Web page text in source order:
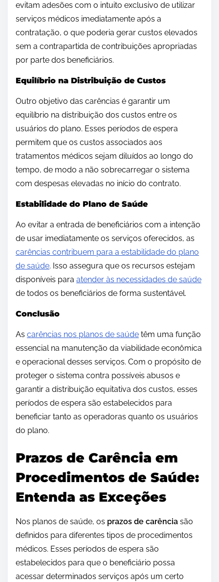
evitam adesões com o intuito exclusivo de utilizar
serviços médicos imediatamente após a
contratação, o que poderia gerar custos elevados
sem a contrapartida de contribuições apropriadas
por parte dos beneficiários.
Equilíbrio na Distribuição de Custos
Outro objetivo das carências é garantir um
equilíbrio na distribuição dos custos entre os
usuários do plano. Esses períodos de espera
permitem que os custos associados aos
tratamentos médicos sejam diluídos ao longo do
tempo, de modo a não sobrecarregar o sistema
com despesas elevadas no início do contrato.
Estabilidade do Plano de Saúde
Ao evitar a entrada de beneficiários com a intenção
de usar imediatamente os serviços oferecidos, as
carências contribuem para a estabilidade do plano
de saúde. Isso assegura que os recursos estejam
disponíveis para atender às necessidades de saúde
de todos os beneficiários de forma sustentável.
Conclusão
As carências nos planos de saúde têm uma função
essencial na manutenção da viabilidade econômica
e operacional desses serviços. Com o propósito de
proteger o sistema contra possíveis abusos e
garantir a distribuição equitativa dos custos, esses
períodos de espera são estabelecidos para
beneficiar tanto as operadoras quanto os usuários
do plano.
Prazos de Carência em
Procedimentos de Saúde:
Entenda as Exceções
Nos planos de saúde, os prazos de carência são
definidos para diferentes tipos de procedimentos
médicos. Esses períodos de espera são
estabelecidos para que o beneficiário possa
acessar determinados serviços após um certo